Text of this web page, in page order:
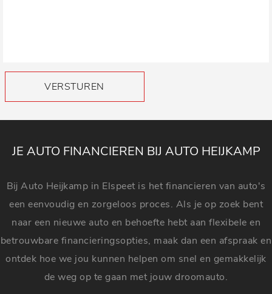
VERSTUREN
JE AUTO FINANCIEREN BIJ AUTO HEIJKAMP
Bij Auto Heijkamp in Elspeet is het financieren van auto's
een eenvoudig en zorgeloos proces. Als je op zoek bent
naar een nieuwe auto en behoefte hebt aan flexibele en
betrouwbare financieringsopties, maak dan een afspraak en
ontdek hoe we jou kunnen helpen om snel en gemakkelijk
de weg op te gaan met jouw droomauto.